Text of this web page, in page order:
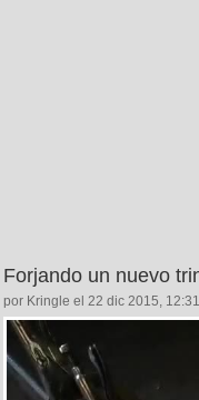
Forjando un nuevo
por Kringle el 22 dic 2015, 12:31